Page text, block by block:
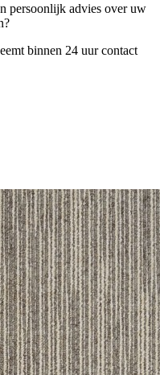
persoonlijk advies over uw
binnen 24 uur contact